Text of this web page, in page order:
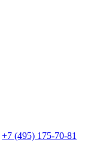
+7 (495) 175-70-81